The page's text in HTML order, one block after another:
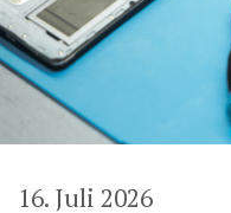
16. Juli 2026